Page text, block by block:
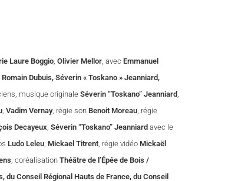
Laure Boggio, Olivier Mellor, avec Emmanuel
Dubuis, Séverin « Toskano » Jeanniard,
musique originale Séverin “Toskano” Jeanniard ,
, Vadim Vernay, régie son Benoit Moreau, régie
Decayeux, Séverin “Toskano” Jeanniard avec le
Ludo Leleu, Mickael Titrent, régie vidéo Mickaël
, coréalisation Théâtre de l’Épée de Bois /
du Conseil Régional Hauts de France, du Conseil